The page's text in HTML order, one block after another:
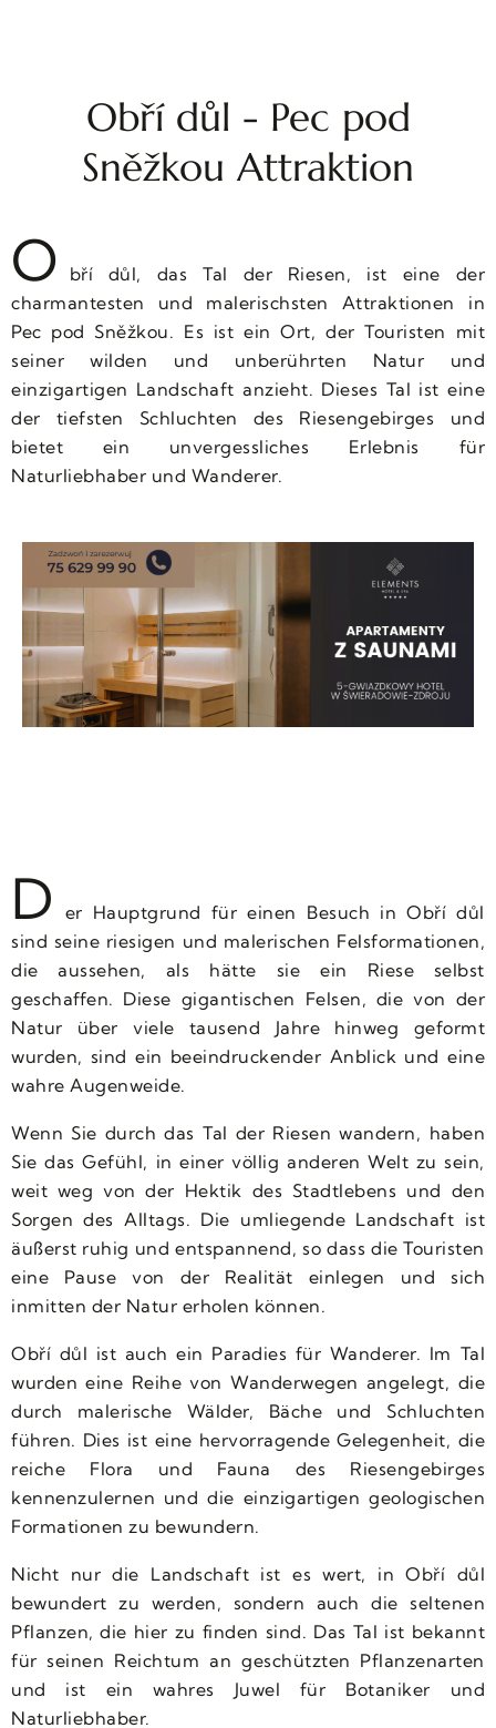
Obří důl - Pec pod
Sněžkou Attraktion
O
bří důl, das Tal der Riesen, ist eine der
charmantesten und malerischsten Attraktionen in
Pec pod Sněžkou. Es ist ein Ort, der Touristen mit
seiner wilden und unberührten Natur und
einzigartigen Landschaft anzieht. Dieses Tal ist eine
der tiefsten Schluchten des Riesengebirges und
bietet ein unvergessliches Erlebnis für
Naturliebhaber und Wanderer.
D
er Hauptgrund für einen Besuch in Obří důl
sind seine riesigen und malerischen Felsformationen,
die aussehen, als hätte sie ein Riese selbst
geschaffen. Diese gigantischen Felsen, die von der
Natur über viele tausend Jahre hinweg geformt
wurden, sind ein beeindruckender Anblick und eine
wahre Augenweide.
Wenn Sie durch das Tal der Riesen wandern, haben
Sie das Gefühl, in einer völlig anderen Welt zu sein,
weit weg von der Hektik des Stadtlebens und den
Sorgen des Alltags. Die umliegende Landschaft ist
äußerst ruhig und entspannend, so dass die Touristen
eine Pause von der Realität einlegen und sich
inmitten der Natur erholen können.
Obří důl ist auch ein Paradies für Wanderer. Im Tal
wurden eine Reihe von Wanderwegen angelegt, die
durch malerische Wälder, Bäche und Schluchten
führen. Dies ist eine hervorragende Gelegenheit, die
reiche Flora und Fauna des Riesengebirges
kennenzulernen und die einzigartigen geologischen
Formationen zu bewundern.
Nicht nur die Landschaft ist es wert, in Obří důl
bewundert zu werden, sondern auch die seltenen
Pflanzen, die hier zu finden sind. Das Tal ist bekannt
für seinen Reichtum an geschützten Pflanzenarten
und ist ein wahres Juwel für Botaniker und
Naturliebhaber.